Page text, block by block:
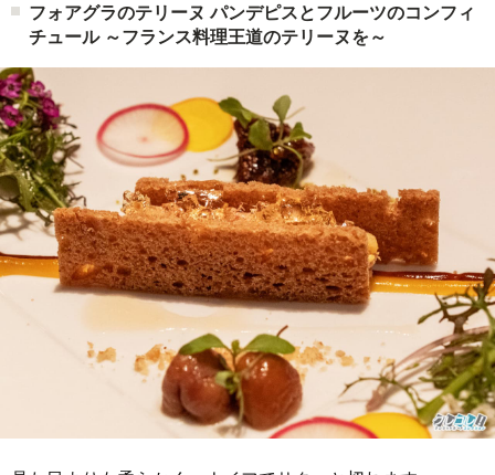
フォアグラのテリーヌ パンデピスとフルーツのコンフィ
チュール ～フランス料理王道のテリーヌを～